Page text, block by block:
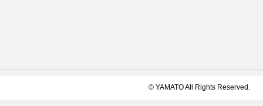
© YAMATO All Rights Reserved.